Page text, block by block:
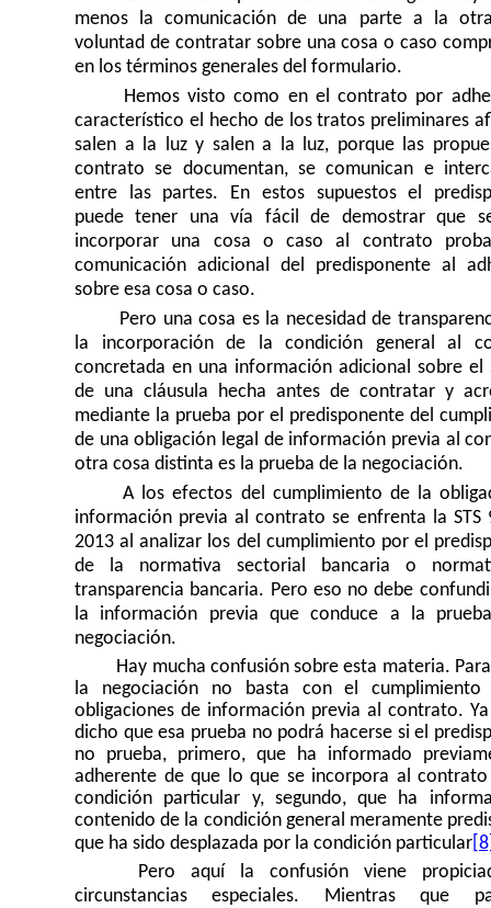
menos la comunicación de una parte a la
voluntad de contratar sobre una cosa o caso
en los términos generales del formulario.
Hemos visto como en el contrato por
característico el hecho de los tratos preliminares
salen a la luz y salen a la luz, porque las
contrato se documentan, se comunican e
entre las partes. En estos supuestos el
puede tener una vía fácil de demostrar que
incorporar una cosa o caso al contrato
comunicación adicional del predisponente al
sobre esa cosa o caso.
Pero una cosa es la necesidad de
la incorporación de la condición general al
concretada en una información adicional sobre el
de una cláusula hecha antes de contratar y
mediante la prueba por el predisponente del
de una obligación legal de información previa al
otra cosa distinta es la prueba de la negociación.
A los efectos del cumplimiento de la
información previa al contrato se enfrenta la STS
2013 al analizar los del cumplimiento por el
de la normativa sectorial bancaria o
transparencia bancaria. Pero eso no debe
la información previa que conduce a la
negociación.
Hay mucha confusión sobre esta materia.
la negociación no basta con el
obligaciones de información previa al contrato.
dicho que esa prueba no podrá hacerse si el
no prueba, primero, que ha informado
adherente de que lo que se incorpora al contrato
condición particular y, segundo, que ha
contenido de la condición general meramente
que ha sido desplazada por la condición particular
Pero aquí la confusión viene
circunstancias especiales. Mientras que